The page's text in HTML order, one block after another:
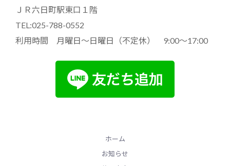
ＪＲ六日町駅東口１階
TEL:025-788-0552
利用時間 月曜日～日曜日（不定休） 9:00～17:00
ホーム
お知らせ